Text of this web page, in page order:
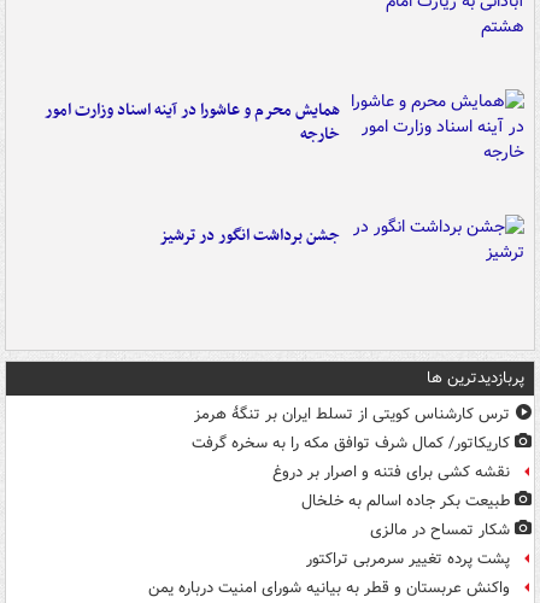
همایش محرم و عاشورا در آینه اسناد وزارت امور
خارجه
جشن برداشت انگور در ترشیز
پربازدیدترین ها
ترس کارشناس کویتی از تسلط ایران بر تنگۀ هرمز
کاریکاتور/ کمال شرف توافق مکه را به سخره گرفت
نقشه کشی برای فتنه و اصرار بر دروغ
طبیعت بکر جاده اسالم به خلخال
شکار تمساح در مالزی
پشت پرده تغییر سرمربی تراکتور
واکنش عربستان و قطر به بیانیه شورای امنیت درباره یمن